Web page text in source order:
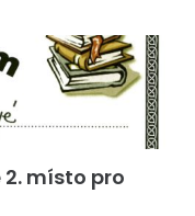
místo pro